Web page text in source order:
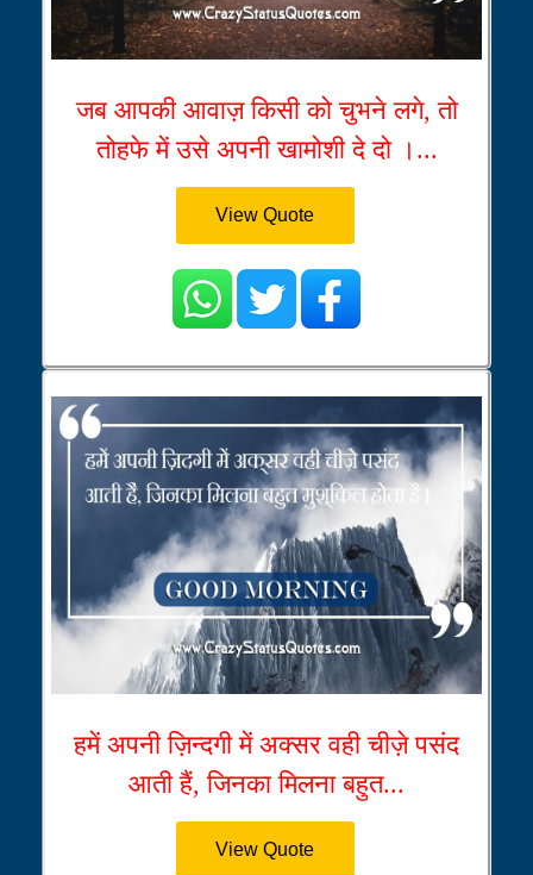
जब आपकी आवाज़ किसी को चुभने लगे, तो
तोहफे में उसे अपनी खामोशी दे दो ।...
View Quote
हमें अपनी ज़िन्दगी में अक्सर वही चीज़े पसंद
आती हैं, जिनका मिलना बहुत...
View Quote